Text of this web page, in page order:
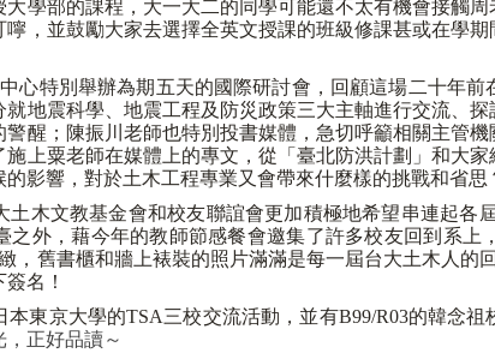
學部的課程，大一大二的同學可能還不太有機會接觸
，並鼓勵大家去選擇全英文授課的班級修課甚或在學期
心特別舉辦為期五天的國際研討會，回顧這場二十年
地震科學、地震工程及防災政策三大主軸進行交流、探
醒；陳振川老師也特別投書媒體，急切呼籲相關主管
施上粟老師在媒體上的專文，從「臺北防洪計劃」和大家
影響，對於土木工程專業又會帶來什麼樣的挑戰和省思
土木文教基金會和校友聯誼會更加積極地希望串連起各
之外，藉今年的教師節感餐會邀集了許多校友回到系上
，舊書櫃和牆上裱裝的照片滿滿是每一屆台大土木人
名！
本東京大學的TSA三校交流活動，並有B99/R03的韓念祖
正好品讀～